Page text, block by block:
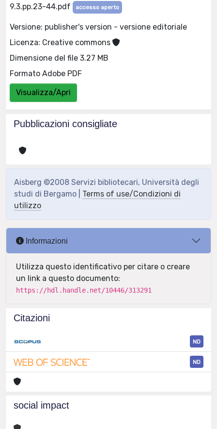
9.3.pp.23-44.pdf
accesso aperto
Versione: publisher's version - versione editoriale
Licenza: Creative commons
Dimensione del file 3.27 MB
Formato Adobe PDF
Visualizza/Apri
Pubblicazioni consigliate
Aisberg ©2008 Servizi bibliotecari, Università degli
studi di Bergamo | Terms of use/Condizioni di
utilizzo
Informazioni
Utilizza questo identificativo per citare o creare
un link a questo documento:
https://hdl.handle.net/10446/313291
Citazioni
ND
ND
social impact